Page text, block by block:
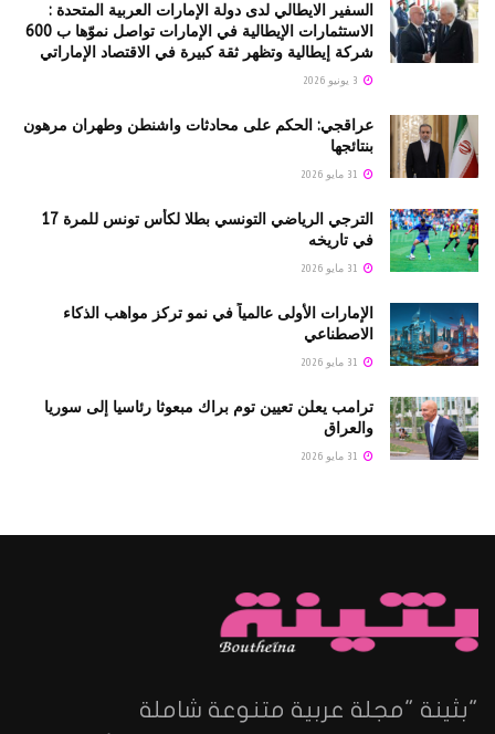
السفير الايطالي لدى دولة الإمارات العربية المتحدة :
الاستثمارات الإيطالية في الإمارات تواصل نموّها ب 600
شركة إيطالية وتظهر ثقة كبيرة في الاقتصاد الإماراتي
عراقجي: الحكم على محادثات واشنطن وطهران مرهون
بنتائجها
الترجي الرياضي التونسي بطلا لكأس تونس للمرة 17
في تاريخه
الإمارات الأولى عالمياً في نمو تركز مواهب الذكاء
الاصطناعي
ترامب يعلن تعيين توم براك مبعوثا رئاسيا إلى سوريا
والعراق
"بثينة "مجلة عربية متنوعة شاملة